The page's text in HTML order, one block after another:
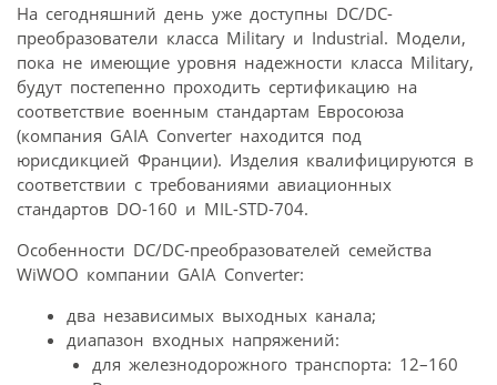
На сегодняшний день уже доступны DC/DC-
преобразователи класса Military и Industrial. Модели,
пока не имеющие уровня надежности класса Military,
будут постепенно проходить сертификацию на
соответствие военным стандартам Евросоюза
(компания GAIA Converter находится под
юрисдикцией Франции). Изделия квалифицируются в
соответствии с требованиями авиационных
стандартов DO-160 и MIL-STD-704.
Особенности DC/DC-преобразователей семейства
WiWOO компании GAIA Converter:
два независимых выходных канала;
диапазон входных напряжений:
для железнодорожного транспорта: 12–160